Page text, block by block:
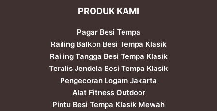
PRODUK KAMI
Pagar Besi Tempa
Railing Balkon Besi Tempa Klasik
Railing Tangga Besi Tempa Klasik
Teralis Jendela Besi Tempa Klasik
Pengecoran Logam Jakarta
Alat Fitness Outdoor
Pintu Besi Tempa Klasik Mewah